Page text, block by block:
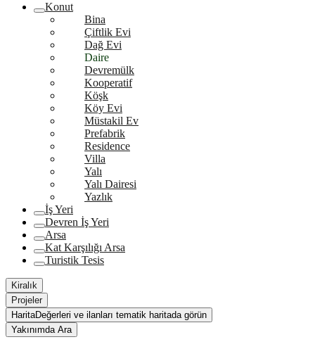
Konut
Bina
Çiftlik Evi
Dağ Evi
Daire
Devremülk
Kooperatif
Köşk
Köy Evi
Müstakil Ev
Prefabrik
Residence
Villa
Yalı
Yalı Dairesi
Yazlık
İş Yeri
Devren İş Yeri
Arsa
Kat Karşılığı Arsa
Turistik Tesis
Kiralık
Projeler
HaritaDeğerleri ve ilanları tematik haritada görün
Yakınımda Ara